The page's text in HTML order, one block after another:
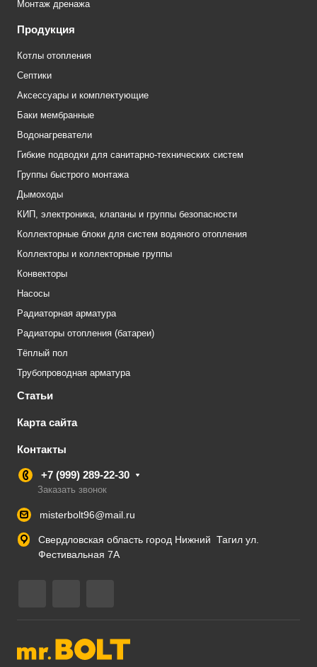
Монтаж дренажа
Продукция
Котлы отопления
Септики
Аксессуары и комплектующие
Баки мембранные
Водонагреватели
Гибкие подводки для санитарно-технических систем
Группы быстрого монтажа
Дымоходы
КИП, электроника, клапаны и группы безопасности
Коллекторные блоки для систем водяного отопления
Коллекторы и коллекторные группы
Конвекторы
Насосы
Радиаторная арматура
Радиаторы отопления (батареи)
Тёплый пол
Трубопроводная арматура
Статьи
Карта сайта
Контакты
+7 (999) 289-22-30
Заказать звонок
misterbolt96@mail.ru
Свердловская область город Нижний Тагил ул.
Фестивальная 7А